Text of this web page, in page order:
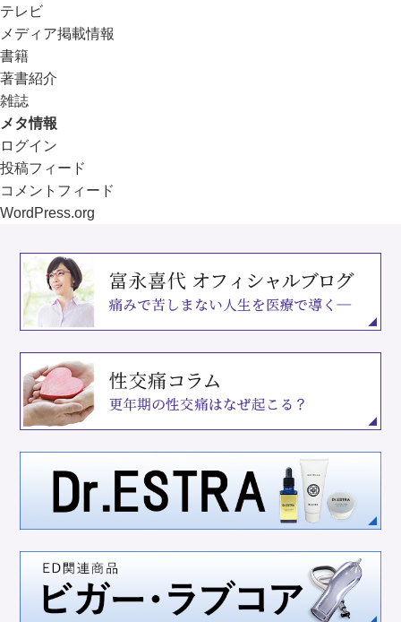
テレビ
メディア掲載情報
書籍
著書紹介
雑誌
メタ情報
ログイン
投稿フィード
コメントフィード
WordPress.org